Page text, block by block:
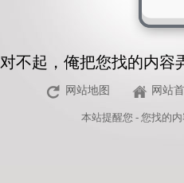
对不起，俺把您找的内容
网站地图 网站
本站提醒您 - 您找的